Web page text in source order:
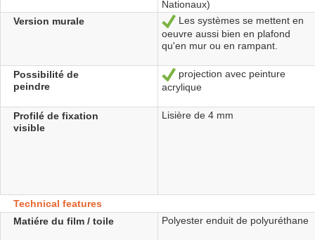
Nationaux)
Version murale
Ja
Les systèmes se mettent en
oeuvre aussi bien en plafond
qu'en mur ou en rampant.
Possibilité de
peindre
Ja
projection avec peinture
acrylique
Profilé de fixation
visible
Lisière de 4 mm
Technical features
Matiére du film / toile
Polyester enduit de polyuréthane